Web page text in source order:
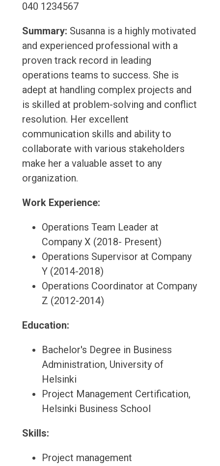
040 1234567
Summary: Susanna is a highly motivated
and experienced professional with a
proven track record in leading
operations teams to success. She is
adept at handling complex projects and
is skilled at problem-solving and conflict
resolution. Her excellent
communication skills and ability to
collaborate with various stakeholders
make her a valuable asset to any
organization.
Work Experience:
Operations Team Leader at
Company X (2018- Present)
Operations Supervisor at Company
Y (2014-2018)
Operations Coordinator at Company
Z (2012-2014)
Education:
Bachelor's Degree in Business
Administration, University of
Helsinki
Project Management Certification,
Helsinki Business School
Skills:
Project management